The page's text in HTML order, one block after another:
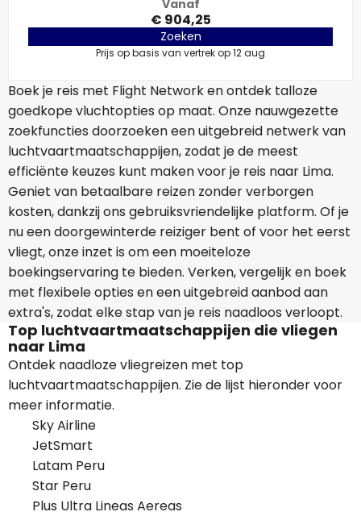
Vanaf
€ 904,25
Zoeken
Prijs op basis van vertrek op 12 aug
Boek je reis met Flight Network en ontdek talloze
goedkope vluchtopties op maat. Onze nauwgezette
zoekfuncties doorzoeken een uitgebreid netwerk van
luchtvaartmaatschappijen, zodat je de meest
efficiënte keuzes kunt maken voor je reis naar Lima.
Geniet van betaalbare reizen zonder verborgen
kosten, dankzij ons gebruiksvriendelijke platform. Of je
nu een doorgewinterde reiziger bent of voor het eerst
vliegt, onze inzet is om een moeiteloze
boekingservaring te bieden. Verken, vergelijk en boek
met flexibele opties en een uitgebreid aanbod aan
extra's, zodat elke stap van je reis naadloos verloopt.
Top luchtvaartmaatschappijen die vliegen
naar Lima
Ontdek naadloze vliegreizen met top
luchtvaartmaatschappijen. Zie de lijst hieronder voor
meer informatie.
Sky Airline
JetSmart
Latam Peru
Star Peru
Plus Ultra Lineas Aereas